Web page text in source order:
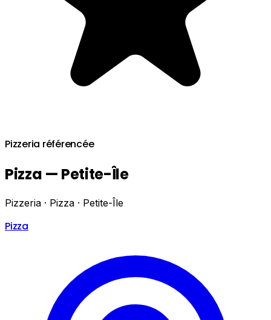
Pizzeria référencée
Pizza — Petite-Île
Pizzeria · Pizza · Petite-Île
Pizza